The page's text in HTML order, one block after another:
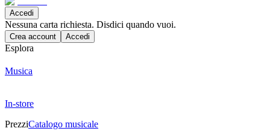
Accedi
Nessuna carta richiesta. Disdici quando vuoi.
Crea account Accedi
Esplora
Musica
In-store
PrezziCatalogo musicale